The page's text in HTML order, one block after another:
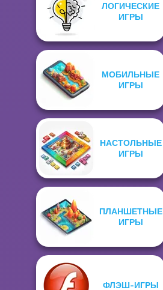
ЛОГИЧЕСКИЕ
ИГРЫ
МОБИЛЬНЫЕ
ИГРЫ
НАСТОЛЬНЫЕ
ИГРЫ
ПЛАНШЕТНЫЕ
ИГРЫ
ФЛЭШ-ИГРЫ